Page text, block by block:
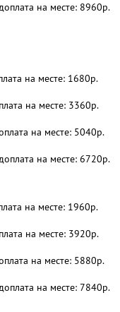
на месте: 8960р.
на месте: 1680р.
на месте: 3360р.
на месте: 5040р.
на месте: 6720р.
на месте: 1960р.
на месте: 3920р.
на месте: 5880р.
на месте: 7840р.